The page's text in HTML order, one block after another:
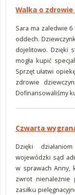
Walka o zdrowie
Sara ma zaledwie
oddech.
dojelitowo. Dzięki
mogła kupić
Sprzęt ułatwi
zdrowie
Dofinansowaliśmy
Czwarta
Dzięki
wojewódzki sąd
w sprawach Anny,
zwrot nienależnie
zasiłku